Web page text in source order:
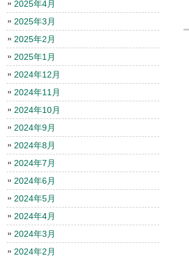
2025年4月
2025年3月
2025年2月
2025年1月
2024年12月
2024年11月
2024年10月
2024年9月
2024年8月
2024年7月
2024年6月
2024年5月
2024年4月
2024年3月
2024年2月